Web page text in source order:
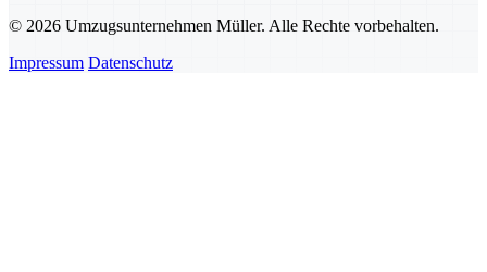
© 2026 Umzugsunternehmen Müller. Alle Rechte vorbehalten.
Impressum Datenschutz